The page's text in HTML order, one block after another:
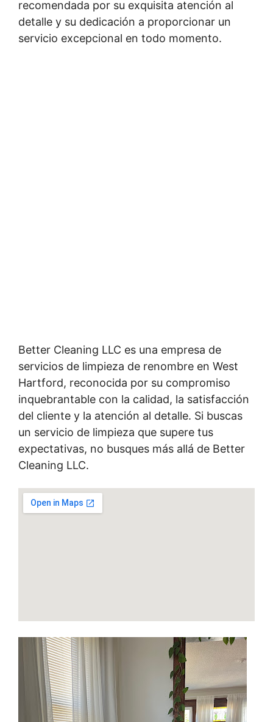
recomendada por su exquisita atención al
detalle y su dedicación a proporcionar un
servicio excepcional en todo momento.
Better Cleaning LLC es una empresa de
servicios de limpieza de renombre en West
Hartford, reconocida por su compromiso
inquebrantable con la calidad, la satisfacción
del cliente y la atención al detalle. Si buscas
un servicio de limpieza que supere tus
expectativas, no busques más allá de Better
Cleaning LLC.